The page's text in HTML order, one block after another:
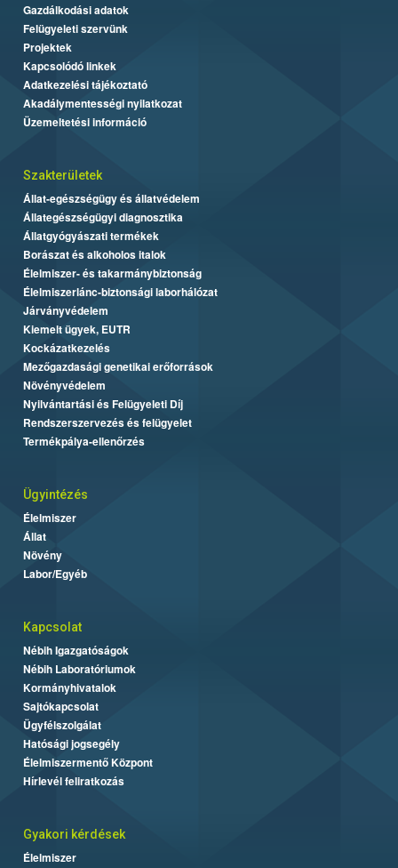
Gazdálkodási adatok
Felügyeleti szervünk
Projektek
Kapcsolódó linkek
Adatkezelési tájékoztató
Akadálymentességi nyilatkozat
Üzemeltetési információ
Szakterületek
Állat-egészségügy és állatvédelem
Állategészségügyi diagnosztika
Állatgyógyászati termékek
Borászat és alkoholos italok
Élelmiszer- és takarmánybiztonság
Élelmiszerlánc-biztonsági laborhálózat
Járványvédelem
Kiemelt ügyek, EUTR
Kockázatkezelés
Mezőgazdasági genetikai erőforrások
Növényvédelem
Nyilvántartási és Felügyeleti Díj
Rendszerszervezés és felügyelet
Termékpálya-ellenőrzés
Ügyintézés
Élelmiszer
Állat
Növény
Labor/Egyéb
Kapcsolat
Nébih Igazgatóságok
Nébih Laboratóriumok
Kormányhivatalok
Sajtókapcsolat
Ügyfélszolgálat
Hatósági jogsegély
Élelmiszermentő Központ
Hírlevél feliratkozás
Gyakori kérdések
Élelmiszer